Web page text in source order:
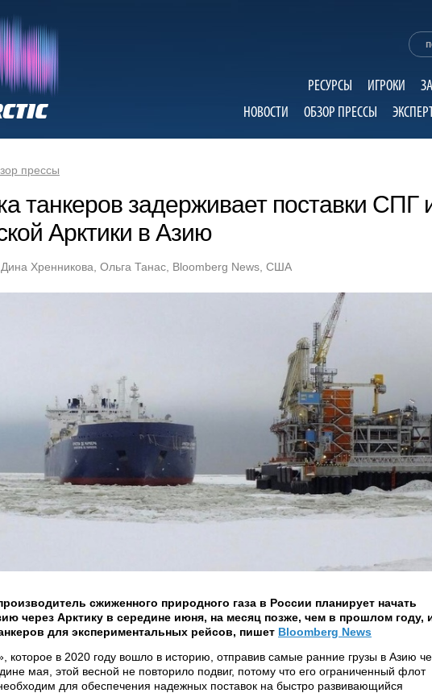
РЕСУРСЫ ИГРОКИ
НОВОСТИ
ОБЗОР ПРЕССЫ
прессы
танкеров задерживает поставки СПГ
Арктики в Азию
Хренникова, Ольга Танас, Bloomberg News, США
сжиженного природного газа в России планирует начать
через Арктику в середине июня, на месяц позже, чем в прошлом году,
для экспериментальных рейсов, пишет Bloomberg News
которое в 2020 году вошло в историю, отправив самые ранние грузы в Азию
мая, этой весной не повторило подвиг, потому что его ограниченный флот
для обеспечения надежных поставок на быстро развивающийся